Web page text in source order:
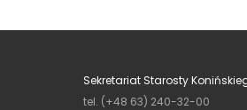
Sekretariat Starosty
tel. (+48 63) 240-32-00